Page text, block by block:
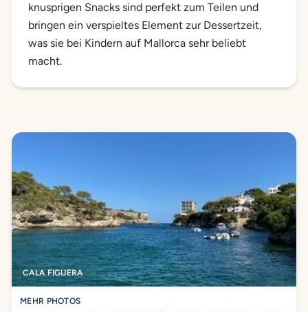
knusprigen Snacks sind perfekt zum Teilen und
bringen ein verspieltes Element zur Dessertzeit,
was sie bei Kindern auf Mallorca sehr beliebt
macht.
CALA FIGUERA
MEHR PHOTOS